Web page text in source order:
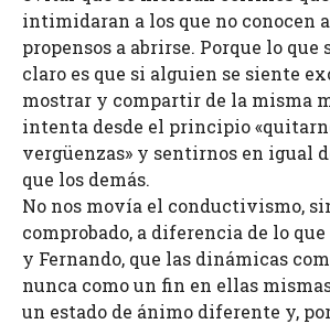
intimidaran a los que no conocen
propensos a abrirse. Porque lo que
claro es que si alguien se siente
mostrar y compartir de la misma
intenta desde el principio
vergüenzas» y sentirnos en igual
que los demás.
No nos movía el conductivismo,
comprobado, a diferencia de lo que
y Fernando, que las dinámicas
nunca como un fin en ellas
un estado de ánimo diferente y,